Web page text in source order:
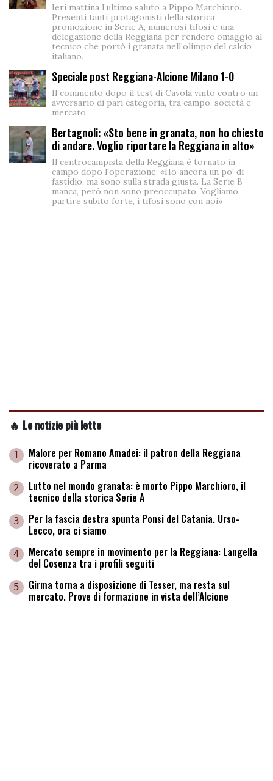
Ieri mattina l’ultimo saluto a Pippo Marchioro.
Presenti tanti protagonisti della storica
promozione in Serie A, numerosi tifosi e una
delegazione della Reggiana per rendere omaggio al
tecnico che portò i granata nell’olimpo del calcio
italiano.
Speciale post Reggiana-Alcione Milano 1-0
Il commento dopo il test di Cavola vinto contro un
avversario di pari categoria, tra campo, società e
mercato
Bertagnoli: «Sto bene in granata, non ho chiesto
di andare. Voglio riportare la Reggiana in alto»
Il centrocampista della Reggiana è tornato in
campo dopo l'operazione: «Ho ancora un po' di
fastidio, ma sono sulla strada giusta. La Serie B
manca, però non sono preoccupato. Vogliamo
partire subito forte, i tifosi sono con noi»
🔥 Le notizie più lette
1 Malore per Romano Amadei: il patron della Reggiana
ricoverato a Parma
2 Lutto nel mondo granata: è morto Pippo Marchioro, il
tecnico della storica Serie A
3 Per la fascia destra spunta Ponsi del Catania. Urso-
Lecco, ora ci siamo
4 Mercato sempre in movimento per la Reggiana: Langella
del Cosenza tra i profili seguiti
5 Girma torna a disposizione di Tesser, ma resta sul
mercato. Prove di formazione in vista dell’Alcione